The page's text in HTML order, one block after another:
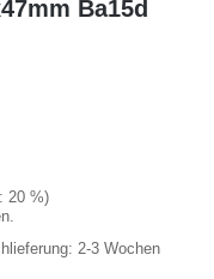
Ba15d
20 %)
2-3 Wochen